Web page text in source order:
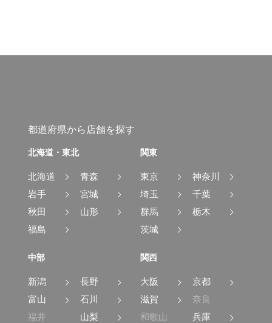
都道府県から店舗を探す
北海道・東北
北海道
青森
岩手
宮城
秋田
山形
福島
関東
東京
神奈川
埼玉
千葉
群馬
栃木
茨城
中部
新潟
長野
富山
石川
福井
山梨
関西
大阪
京都
滋賀
奈良
和歌山
兵庫